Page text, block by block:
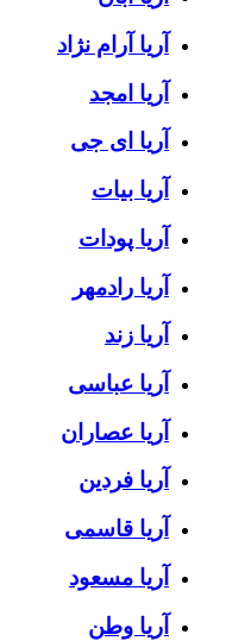
آریا آرام نژاد
آریا امجد
آریا ای جی
آریا بیات
آریا پودات
آریا رادمهر
آریا زند
آریا عباسی
آریا عصاران
آریا فردین
آریا قاسمی
آریا مسعود
آریا وطن